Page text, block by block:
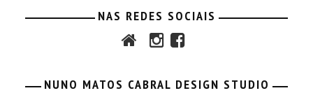
NAS REDES SOCIAIS
NUNO MATOS CABRAL DESIGN STUDIO